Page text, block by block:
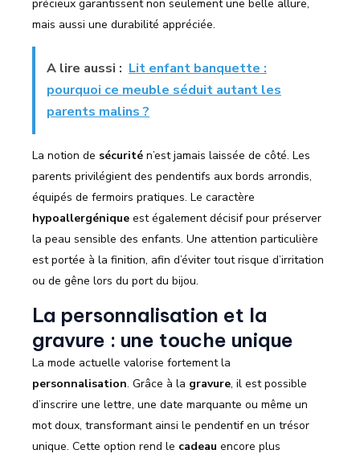
précieux garantissent non seulement une belle allure,
mais aussi une durabilité appréciée.
A lire aussi : Lit enfant banquette :
pourquoi ce meuble séduit autant les
parents malins ?
La notion de sécurité n’est jamais laissée de côté. Les
parents privilégient des pendentifs aux bords arrondis,
équipés de fermoirs pratiques. Le caractère
hypoallergénique est également décisif pour préserver
la peau sensible des enfants. Une attention particulière
est portée à la finition, afin d’éviter tout risque d’irritation
ou de gêne lors du port du bijou.
La personnalisation et la
gravure : une touche unique
La mode actuelle valorise fortement la
personnalisation. Grâce à la gravure, il est possible
d’inscrire une lettre, une date marquante ou même un
mot doux, transformant ainsi le pendentif en un trésor
unique. Cette option rend le cadeau encore plus